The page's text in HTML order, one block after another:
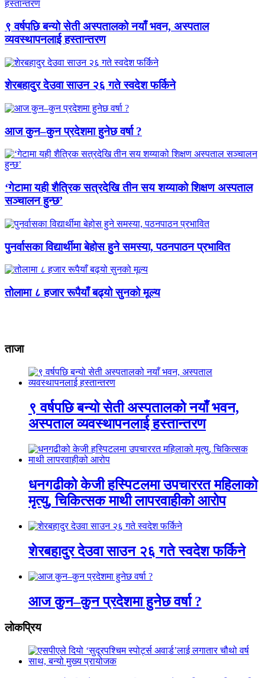
९ वर्षपछि बन्यो सेती अस्पतालको नयाँ भवन, अस्पताल
व्यवस्थापनलाई हस्तान्तरण
शेरबहादुर देउवा साउन २६ गते स्वदेश फर्किने
आज कुन–कुन प्रदेशमा हुनेछ वर्षा ?
‘गेटामा यही शैत्रिक सत्रदेखि तीन सय शय्याको शिक्षण अस्पताल
सञ्चालन हुन्छ’
पुनर्वासका विद्यार्थीमा बेहोस हुने समस्या, पठनपाठन प्रभावित
तोलामा ८ हजार रूपैयाँ बढ्यो सुनको मूल्य
ताजा
९ वर्षपछि बन्यो सेती अस्पतालको नयाँ भवन,
अस्पताल व्यवस्थापनलाई हस्तान्तरण
धनगढीको केजी हस्पिटलमा उपचाररत महिलाको
मृत्यु, चिकित्सक माथी लापरवाहीको आरोप
शेरबहादुर देउवा साउन २६ गते स्वदेश फर्किने
आज कुन–कुन प्रदेशमा हुनेछ वर्षा ?
लाेकप्रिय